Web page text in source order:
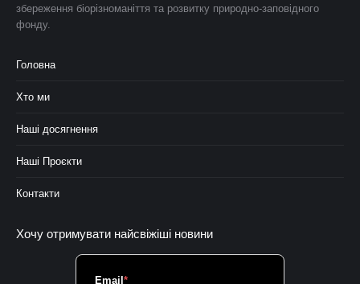
збереження біорізноманіття та розвитку природно-заповідного
фонду.
Головна
Хто ми
Наші досягнення
Наші Проєкти
Контакти
Хочу отримувати найсвіжіші новини
Email *